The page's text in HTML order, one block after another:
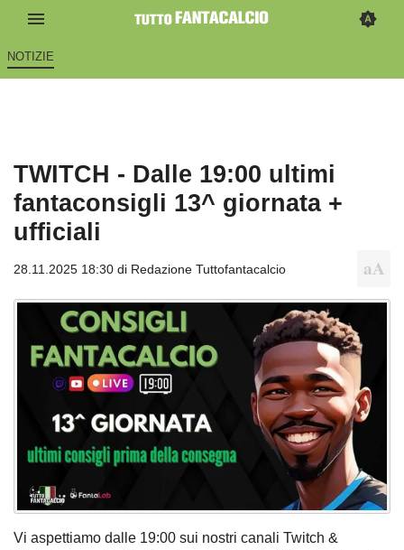
NOTIZIE
TWITCH - Dalle 19:00 ultimi
fantaconsigli 13^ giornata +
ufficiali
28.11.2025 18:30 di Redazione Tuttofantacalcio
Vi aspettiamo dalle 19:00 sui nostri canali Twitch &